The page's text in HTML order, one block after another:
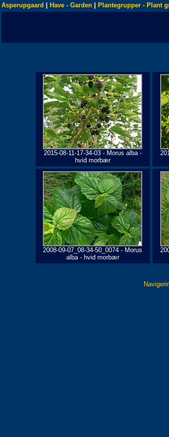
Asperupgaard Have - Garden Plantegrupper - Plant
2015-08-11-17-34-03 - Morus alba -
hvid morbær
2008-09-07_08-34-50_0074 - Morus
alba - hvid morbær